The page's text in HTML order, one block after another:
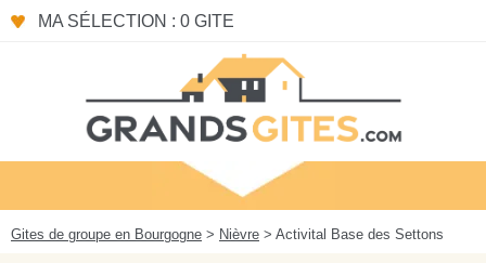
MA SÉLECTION : 0 GITE
Gites de groupe en Bourgogne > Nièvre > Activital Base des Settons
Panneau de gestion des cookies